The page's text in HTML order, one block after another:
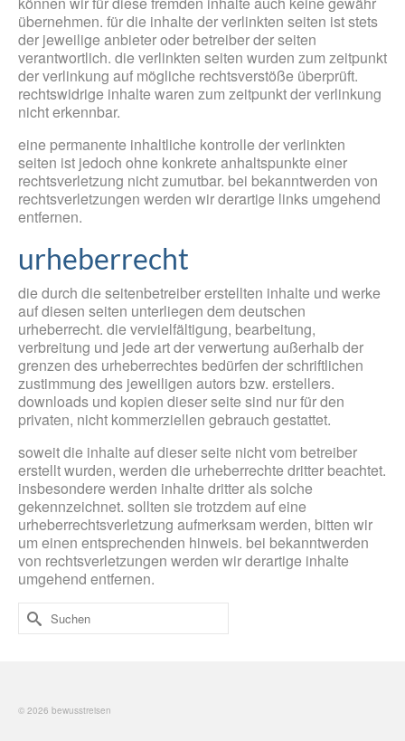
übernehmen. für die inhalte der verlinkten seiten ist stets
der jeweilige anbieter oder betreiber der seiten
verantwortlich. die verlinkten seiten wurden zum zeitpunkt
der verlinkung auf mögliche rechtsverstöße überprüft.
rechtswidrige inhalte waren zum zeitpunkt der verlinkung
nicht erkennbar.
eine permanente inhaltliche kontrolle der verlinkten
seiten ist jedoch ohne konkrete anhaltspunkte einer
rechtsverletzung nicht zumutbar. bei bekanntwerden von
rechtsverletzungen werden wir derartige links umgehend
entfernen.
urheberrecht
die durch die seitenbetreiber erstellten inhalte und werke
auf diesen seiten unterliegen dem deutschen
urheberrecht. die vervielfältigung, bearbeitung,
verbreitung und jede art der verwertung außerhalb der
grenzen des urheberrechtes bedürfen der schriftlichen
zustimmung des jeweiligen autors bzw. erstellers.
downloads und kopien dieser seite sind nur für den
privaten, nicht kommerziellen gebrauch gestattet.
soweit die inhalte auf dieser seite nicht vom betreiber
erstellt wurden, werden die urheberrechte dritter beachtet.
insbesondere werden inhalte dritter als solche
gekennzeichnet. sollten sie trotzdem auf eine
urheberrechtsverletzung aufmerksam werden, bitten wir
um einen entsprechenden hinweis. bei bekanntwerden
von rechtsverletzungen werden wir derartige inhalte
umgehend entfernen.
Suchen
nach:
© 2026 bewusstreisen